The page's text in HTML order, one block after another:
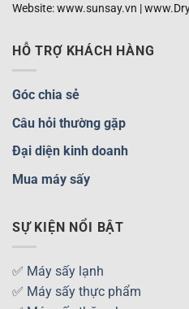
Website: www.sunsay.vn |
HỖ TRỢ KHÁCH HÀNG
Góc chia sẻ
Câu hỏi thường gặp
Đại diện kinh doanh
Mua máy sấy
SỰ KIỆN NỔI BẬT
✅ Máy sấy lạnh
✅ Máy sấy thực phẩm